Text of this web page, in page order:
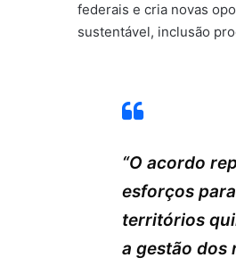
federais e cria novas
sustentável, inclusão
“O acordo
esforços
territórios
a gestão dos